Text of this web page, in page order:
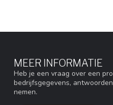
MEER INFORMATIE
Heb je een vraag over een
bedrijfsgegevens,
nemen.